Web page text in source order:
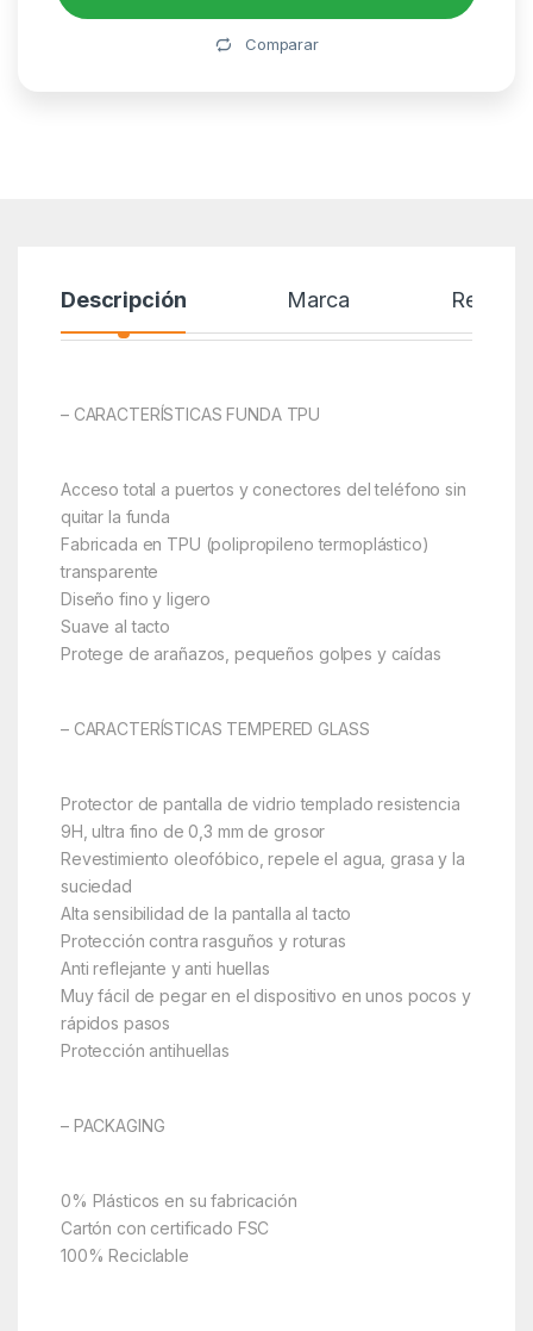
Comparar
Descripción Marca Reseñas
– CARACTERÍSTICAS FUNDA TPU
Acceso total a puertos y conectores del teléfono sin
quitar la funda
Fabricada en TPU (polipropileno termoplástico)
transparente
Diseño fino y ligero
Suave al tacto
Protege de arañazos, pequeños golpes y caídas
– CARACTERÍSTICAS TEMPERED GLASS
Protector de pantalla de vidrio templado resistencia
9H, ultra fino de 0,3 mm de grosor
Revestimiento oleofóbico, repele el agua, grasa y la
suciedad
Alta sensibilidad de la pantalla al tacto
Protección contra rasguños y roturas
Anti reflejante y anti huellas
Muy fácil de pegar en el dispositivo en unos pocos y
rápidos pasos
Protección antihuellas
– PACKAGING
0% Plásticos en su fabricación
Cartón con certificado FSC
100% Reciclable